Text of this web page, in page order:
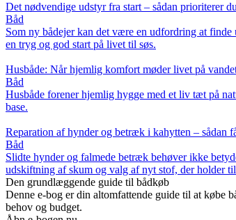
Det nødvendige udstyr fra start – sådan prioriterer
Båd
Som ny bådejer kan det være en udfordring at
en tryg og god start på livet til søs.
Husbåde: Når hjemlig komfort møder livet på
Båd
Husbåde forener hjemlig hygge med et liv tæt på
base.
Reparation af hynder og betræk i kahytten – sådan
Båd
Slidte hynder og falmede betræk behøver ikke
udskiftning af skum og valg af nyt stof, der holder
Den grundlæggende guide til bådkøb
Denne e-bog er din altomfattende guide til at købe
behov og budget.